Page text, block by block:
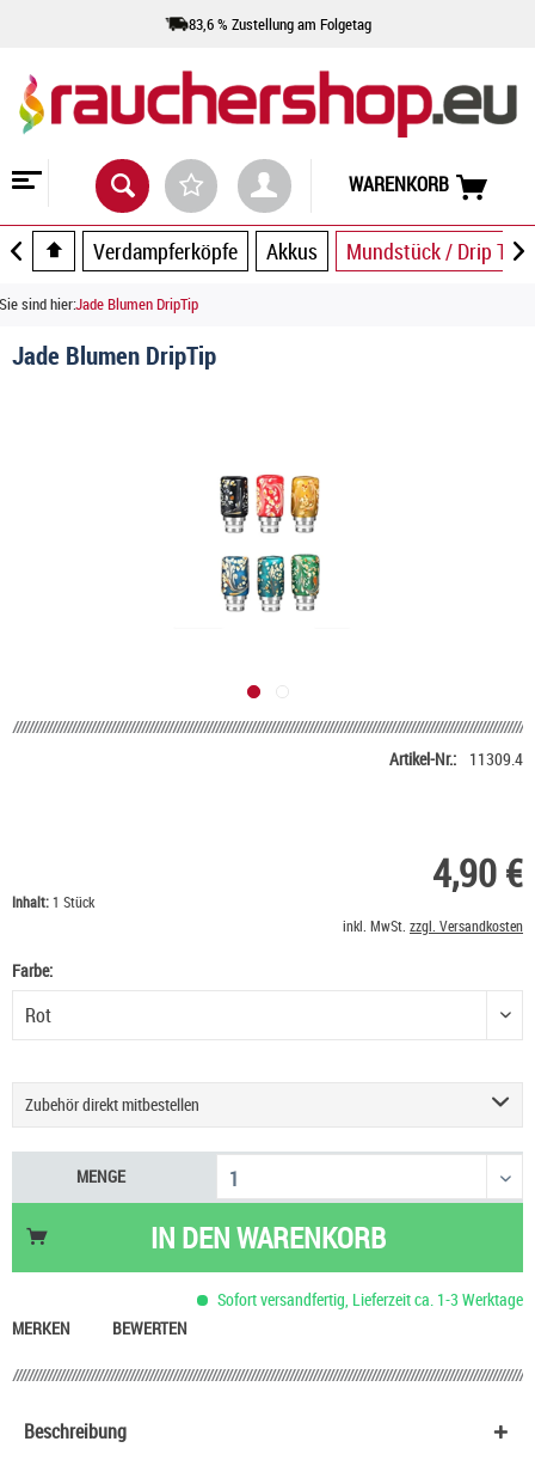
83,6 % Zustellung am Folgetag
WARENKORB
Verdampferköpfe Akkus Mundstück / Drip Tip
Sie sind hier:Jade Blumen DripTip
Jade Blumen DripTip
Artikel-Nr.: 11309.4
4,90 €
Inhalt:1 Stück
inkl. MwSt. zzgl. Versandkosten
Farbe:
Zubehör direkt mitbestellen
HeulNichtRum Wave Edition 36,90 €
MENGE
IN DENWARENKORB
Sofort versandfertig, Lieferzeit ca. 1-3 Werktage
MERKEN
BEWERTEN
Beschreibung